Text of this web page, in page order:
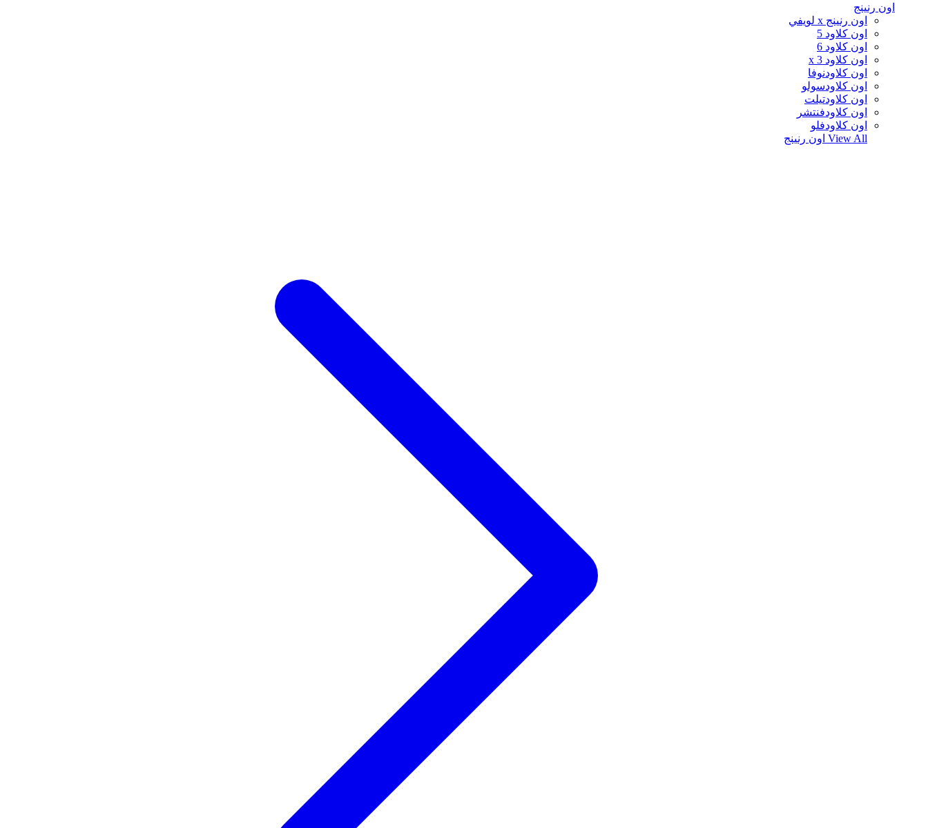
اون رنينج
اون رنينج x لويفي
اون كلاود 5
اون كلاود 6
اون كلاود x 3
اون كلاودنوفا
اون كلاودسولو
اون كلاودتيلت
اون كلاودفنتشر
اون كلاودفلو
View All اون رنينج